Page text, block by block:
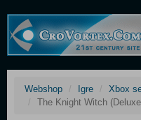
Webshop Igre
Xbox
The Knight Witch